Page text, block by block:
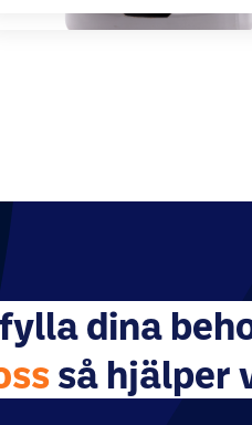
dina
så hjälper